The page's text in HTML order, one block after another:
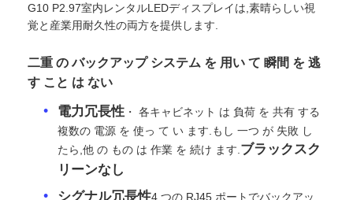
動画
G10 P2.97室内レンタルLEDディスプレイは,素晴らしい視
覚と産業用耐久性の両方を提供します.
二重 の バックアップ システム を 用い て 瞬間 を 逃
す こと は ない
電力冗長性 ・ 各キャビネット は 負荷 を 共有 する
複数の 電源 を 使っ て い ます.もし 一つ が 失敗 し
たら,他 の もの は 作業 を 続け ます. ブラックスク
リーンなし
シグナル冗長性4 つの RJ45 ポートでバックアッ